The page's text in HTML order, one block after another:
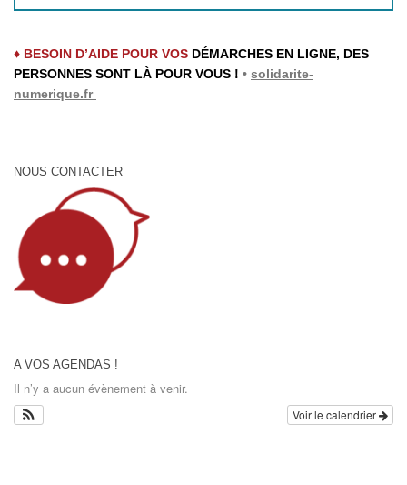
♦ BESOIN D’AIDE POUR VOS DÉMARCHES EN LIGNE, DES
PERSONNES SONT LÀ POUR VOUS ! • solidarite-
numerique.fr
NOUS CONTACTER
A VOS AGENDAS !
Il n’y a aucun évènement à venir.
Voir le calendrier